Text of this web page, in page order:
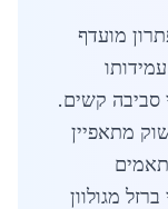
מועדף
סביבה קשים.
מתאפיין
מגולוון